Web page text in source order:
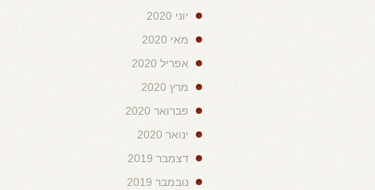
יוני 2020
מאי 2020
אפריל 2020
מרץ 2020
פברואר 2020
ינואר 2020
דצמבר 2019
נובמבר 2019